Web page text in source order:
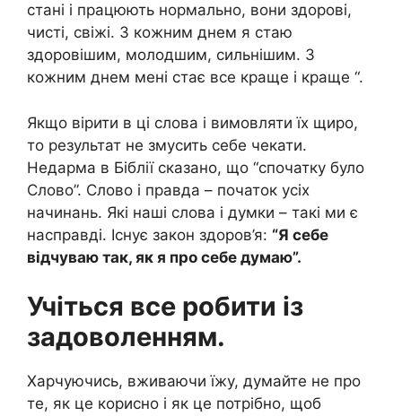
стані і працюють нормально, вони здорові,
чисті, свіжі. З кожним днем ​​я стаю
здоровішим, молодшим, сильнішим. З
кожним днем ​​мені стає все краще і краще “.
Якщо вірити в ці слова і вимовляти їх щиро,
то результат не змусить себе чекати.
Недарма в Біблії сказано, що “спочатку було
Слово”. Слово і правда – початок усіх
начинань. Які наші слова і думки – такі ми є
насправді. Існує закон здоров’я: “Я себе
відчуваю так, як я про себе думаю”.
Учіться все робити із
задоволенням.
Харчуючись, вживаючи їжу, думайте не про
те, як це корисно і як це потрібно, щоб